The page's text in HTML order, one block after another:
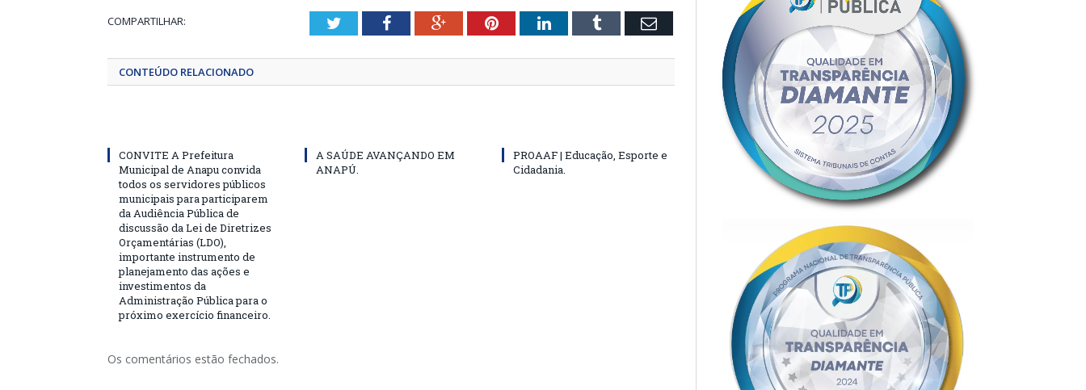
COMPARTILHAR: TwitterFacebookGoogle+PinterestLinkedInTumblr Email
CONTEÚDO RELACIONADO
CONVITE A Prefeitura
Municipal de Anapu convida
todos os servidores públicos
municipais para participarem
da Audiência Pública de
discussão da Lei de Diretrizes
Orçamentárias (LDO),
importante instrumento de
planejamento das ações e
investimentos da
Administração Pública para o
próximo exercício financeiro.
A SAÚDE AVANÇANDO EM
ANAPÚ.
PROAAF | Educação, Esporte e
Cidadania.
Os comentários estão fechados.